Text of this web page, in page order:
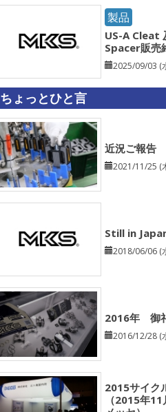
製品
US-A Cleat
Spacer販売
2025/09/03 (
ちょっとひと言
近況ご報告
2021/11/25 (
Still in
2018/06/06 (
2016年 御
2016/12/28 (
2015サイク
（2015年